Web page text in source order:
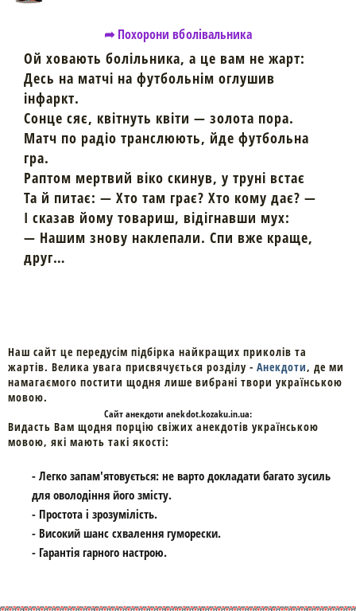
➦ Похорони вболівальника
Ой ховають болільника, а це вам не жарт:
Десь на матчі на футбольнім оглушив
інфаркт.
Сонце сяє, квітнуть квіти — золота пора.
Матч по радіо транслюють, йде футбольна
гра.
Раптом мертвий віко скинув, у труні встає
Та й питає: — Хто там грає? Хто кому дає? —
І сказав йому товариш, відігнавши мух:
— Нашим знову наклепали. Спи вже краще,
друг…
Наш сайт це передусім підбірка найкращих приколів та
жартів. Велика увага присвячується розділу - Анекдоти, де ми
намагаємого постити щодня лише вибрані твори українською
мовою.
Cайтанекдоти anekdot.kozaku.in.ua:
Видасть Вам щодня порцію свіжих анекдотів українською
мовою, які мають такі якості:
- Легко запам'ятовується: не варто докладати багато зусиль
для оволодіння його змісту.
- Простота і зрозумілість.
- Високий шанс схвалення гуморески.
- Гарантія гарного настрою.